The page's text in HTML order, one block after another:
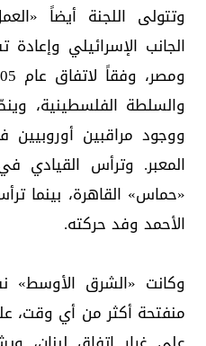
وتتولى اللجنة أيضاً
الجانب الإسرائيلي
والسلطة الفلسطينية،
ووجود مراقبين
المعبر. وترأس القيادي
«حماس» القاهرة، بينما
الأحمد وفد حركته.
وكانت «الشرق
منفتحة أكثر من أي وقت،